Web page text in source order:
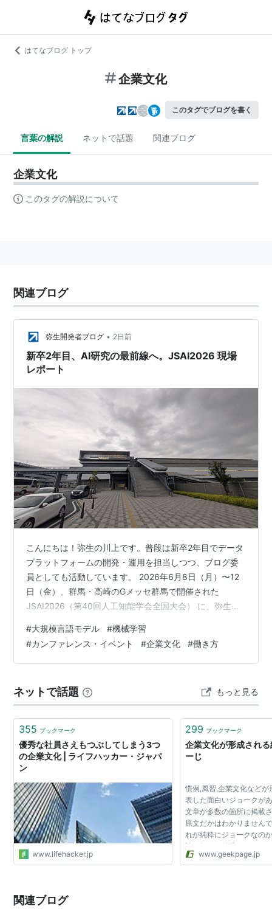
はてなブログ トップ
企業文化
このタグでブログを書く
言葉の解説 ネットで話題 関連ブログ
企業文化
このタグの解説について
関連ブログ
弥生開発者ブログ • 2日前
新卒2年目、AI研究の最前線へ。JSAI2026 現場
レポート
こんにちは！弥生の川上です。普段は新卒2年目でデータ
プラットフォームの開発・運用を担当しつつ、ブログ委
員としても活動しています。 2026年6月8日（月）〜12
日（金）、群馬・高崎のGメッセ群馬で開催された
JSAI2026（第40回人工知能学会全国大会） に、弥生チ
場の空気、交わした会話、メンバーそれぞれが持ち帰っ
たもの──を、新卒2年目の目線でお届けします。メンバ
ー全員の生の声も、たっぷり引用していきます。 前半は
めてお伝えできればと思います！ JSAI2026とは？──ま
ずは全体像か…
#大規模言語モデル #機械学習
#カンファレンス・イベント #企業文化 #働き方
ネットで話題 もっと見る
355 ブックマーク
優秀な社員さえもつぶしてしまう3つ
の企業文化 | ライフハッカー・ジャパ
ン
www.lifehacker.jp
299 ブックマーク
企業文化が形成され
ーじ
慣例,風習,企業文化など
表した面白いジョークが
文章が多数の箇所に掲載
原文だかはわかりません
れが純粋にジョークなの
験を行った結果なのかも
た。 イギリスで行われた
www.geekpage.jp
関連ブログ